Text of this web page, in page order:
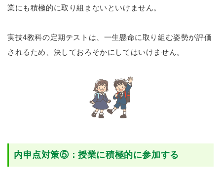
業にも積極的に取り組まないといけません。
実技4教科の定期テストは、一生懸命に取り組む姿勢が評価
されるため、決しておろそかにしてはいけません。
内申点対策⑤：授業に積極的に参加する